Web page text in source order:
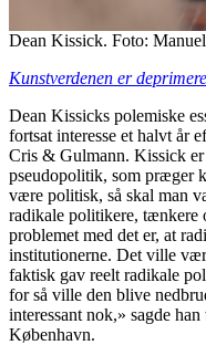
Dean Kissick. Foto:
Kunstverdenen er
Dean Kissicks polemiske
fortsat interesse et halvt år
Cris & Gulmann. Kissick
pseudopolitik, som præger
være politisk, så skal man
radikale politikere, tænkere
problemet med det er, at
institutionerne. Det ville
faktisk gav reelt radikale
for så ville den blive
interessant nok,» sagde
København.